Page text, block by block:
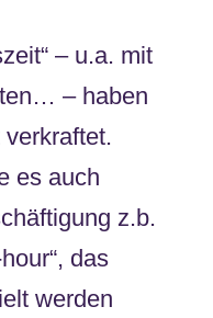
– u.a. mit
– haben
es auch
z.b.
das
werden